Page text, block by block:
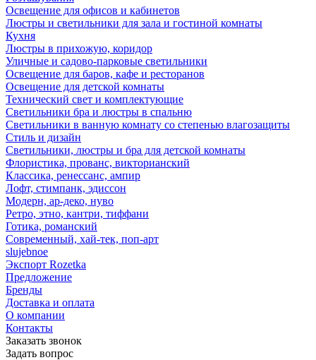
Освещение для офисов и кабинетов
Люстры и светильники для зала и гостиной комнаты
Кухня
Люстры в прихожую, коридор
Уличные и садово-парковые светильники
Освещение для баров, кафе и ресторанов
Освещение для детской комнаты
Технический свет и комплектующие
Светильники бра и люстры в спальню
Светильники в ванную комнату со степенью влагозащиты
Стиль и дизайн
Светильники, люстры и бра для детской комнаты
Флористика, прованс, викторианский
Классика, ренессанс, ампир
Лофт, стимпанк, эдиссон
Модерн, ар-деко, нуво
Ретро, этно, кантри, тиффани
Готика, романский
Современный, хай-тек, поп-арт
slujebnoe
Экспорт Rozetka
Предложение
Бренды
Доставка и оплата
О компании
Контакты
Заказать звонок
Задать вопрос